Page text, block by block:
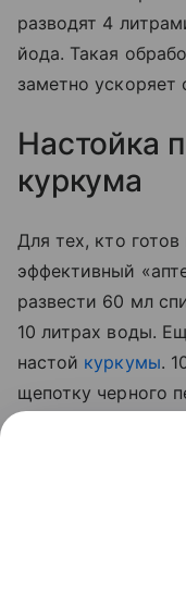
разводят 4
йода. Такая
заметно ускоряет
Настойка
куркума
Для тех, кто
эффективный
развести 60 мл
10 литрах воды.
настой куркумы.
щепотку черного
опрыскивают